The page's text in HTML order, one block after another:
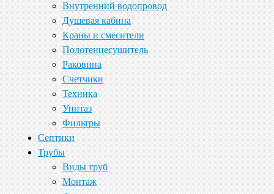
Внутренний водопровод
Душевая кабина
Краны и смесители
Полотенцесушитель
Раковина
Счетчики
Техника
Унитаз
Фильтры
Септики
Трубы
Виды труб
Монтаж